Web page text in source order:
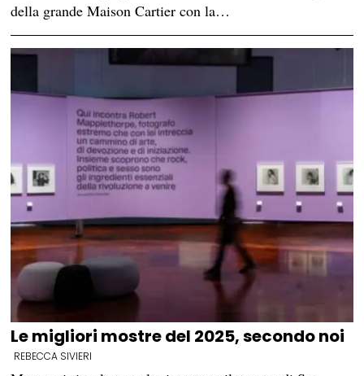
della grande Maison Cartier con la…
Le migliori mostre del 2025, secondo noi
REBECCA SIVIERI